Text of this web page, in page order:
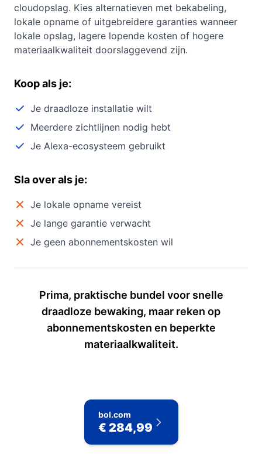
cloudopslag. Kies alternatieven met bekabeling,
lokale opname of uitgebreidere garanties wanneer
lokale opslag, lagere lopende kosten of hogere
materiaalkwaliteit doorslaggevend zijn.
Koop als je:
Je draadloze installatie wilt
Meerdere zichtlijnen nodig hebt
Je Alexa-ecosysteem gebruikt
Sla over als je:
Je lokale opname vereist
Je lange garantie verwacht
Je geen abonnementskosten wil
Prima, praktische bundel voor snelle
draadloze bewaking, maar reken op
abonnementskosten en beperkte
materiaalkwaliteit.
bol.com
€ 284,99